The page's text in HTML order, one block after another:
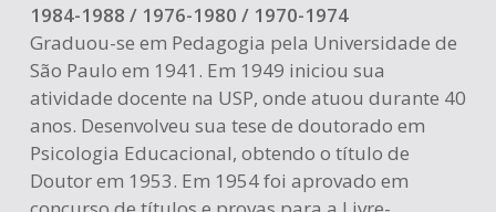
1984-1988 / 1976-1980 / 1970-1974
Graduou-se em Pedagogia pela Universidade de
São Paulo em 1941. Em 1949 iniciou sua
atividade docente na USP, onde atuou durante 40
anos. Desenvolveu sua tese de doutorado em
Psicologia Educacional, obtendo o título de
Doutor em 1953. Em 1954 foi aprovado em